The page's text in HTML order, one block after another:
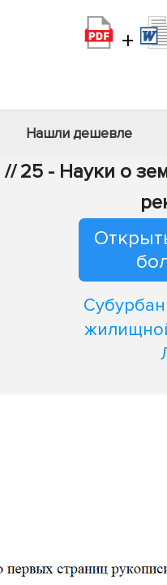
+
Нашли дешевле
// 25 - Науки о